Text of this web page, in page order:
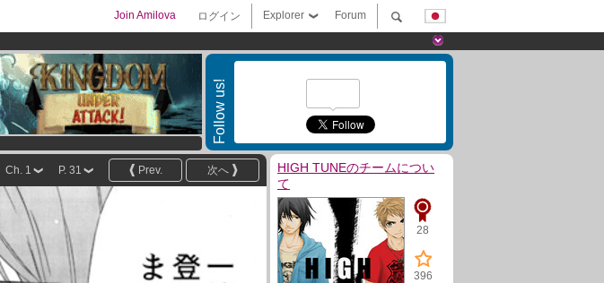
Forum
Explorer
ログイン
Join Amilova
Follow us!
次へ
Prev.
P. 31
Ch. 1
HIGH TUNEのチームについ
て
28
396